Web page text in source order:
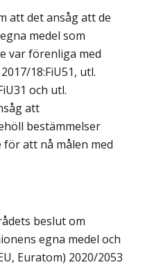
att det ansåg att de
medel som
var förenliga med
18:FiU51, utl.
och utl.
att
bestämmelser
att nå målen med
beslut om
egna medel och
Euratom) 2020/2053